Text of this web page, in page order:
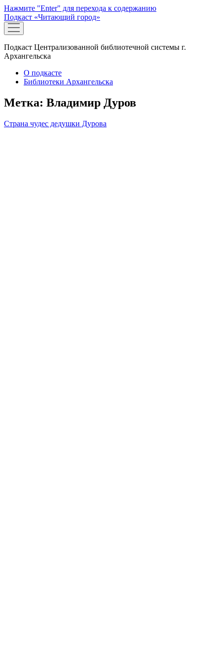
Нажмите "Enter" для перехода к содержанию
Подкаст «Читающий город»
открыть
меню
Подкаст Централизованной библиотечной системы г.
Архангельска
О подкасте
Библиотеки Архангельска
Метка: Владимир Дуров
Страна чудес дедушки Дурова